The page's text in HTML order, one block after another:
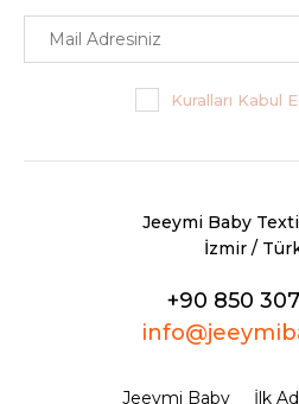
Kuralları Kabul
Jeeymi Baby
İzmir /
+90 850
Jeeymi Baby İlk